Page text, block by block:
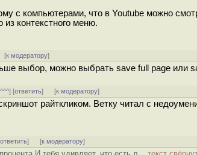
с компьютерами, что в Youtube можно
контекстного меню.
[к модератору]
выбор, можно выбрать save full page или
^^^] [ответить] [к модератору]
райткликом. Ветку читал с
ответить] [к модератору]